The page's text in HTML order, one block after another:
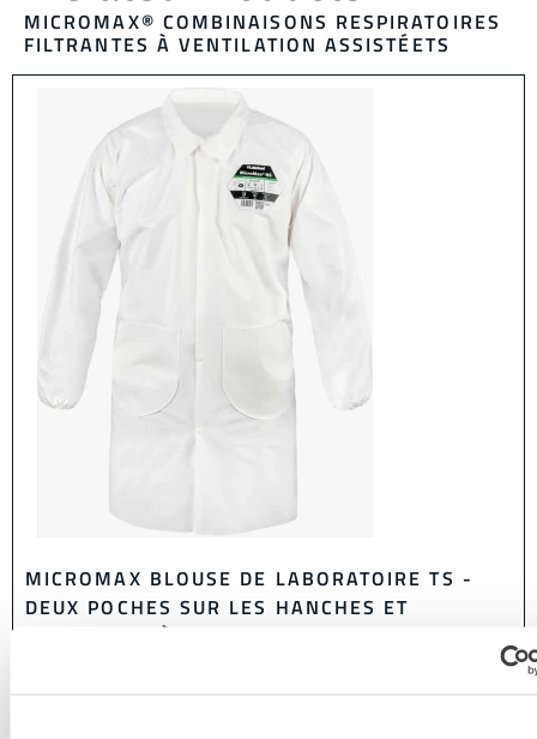
MICROMAX® COMBINAISONS RESPIRATOIRES
FILTRANTES À VENTILATION ASSISTÉETS
MICROMAX BLOUSE DE LABORATOIRE TS -
DEUX POCHES SUR LES HANCHES ET
FERMETURE À QUATRE CLOUS